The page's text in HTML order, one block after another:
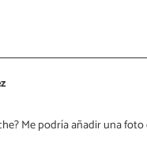
Me podría añadir una